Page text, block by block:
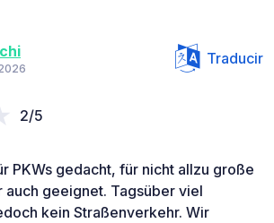
Traducir
2/5
PKWs gedacht, für nicht allzu große
auch geeignet. Tagsüber viel
kein Straßenverkehr. Wir